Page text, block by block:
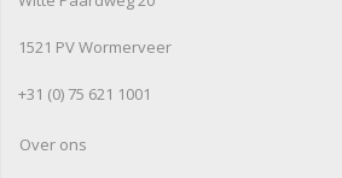
1521 PV Wormerveer
+31 (0) 75 621 1001
Over ons